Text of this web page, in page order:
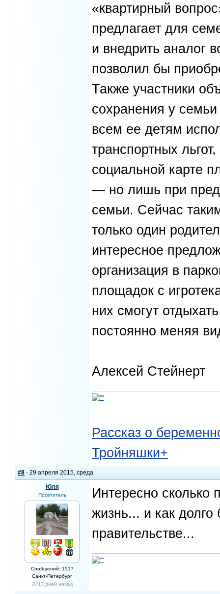
«квартирный
предлагает для
и внедрить аналог
позволил бы
Также участники
сохранения у семьи
всем ее детям
транспортных
социальной карте
— но лишь при
семьи. Сейчас
только один
интересное
организация в
площадок с
них смогут
постоянно меняя
Алексей Стейнерт
Рассказ о
Тройняшки+
#8 - 29 апреля 2015, среда
Юля
Посетитель
Сообщений: 1517
Санкт-Петербург
2413 дней назад
Интересно сколько
жизнь... и как долго
правительстве...